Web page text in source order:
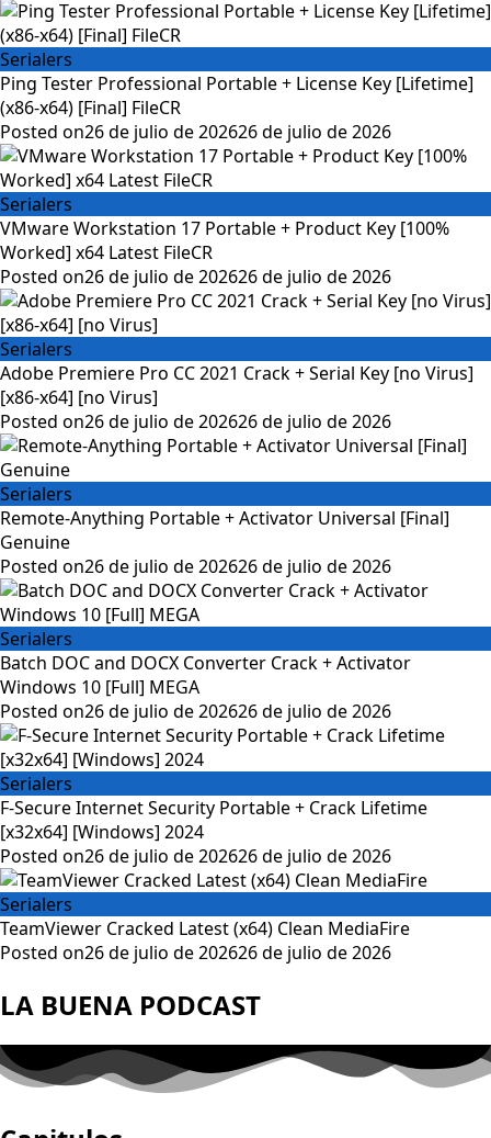
Serialers
Ping Tester Professional Portable + License Key [Lifetime]
(x86-x64) [Final] FileCR
Posted on26 de julio de 202626 de julio de 2026
Serialers
VMware Workstation 17 Portable + Product Key [100%
Worked] x64 Latest FileCR
Posted on26 de julio de 202626 de julio de 2026
Serialers
Adobe Premiere Pro CC 2021 Crack + Serial Key [no Virus]
[x86-x64] [no Virus]
Posted on26 de julio de 202626 de julio de 2026
Serialers
Remote-Anything Portable + Activator Universal [Final]
Genuine
Posted on26 de julio de 202626 de julio de 2026
Serialers
Batch DOC and DOCX Converter Crack + Activator
Windows 10 [Full] MEGA
Posted on26 de julio de 202626 de julio de 2026
Serialers
F-Secure Internet Security Portable + Crack Lifetime
[x32x64] [Windows] 2024
Posted on26 de julio de 202626 de julio de 2026
Serialers
TeamViewer Cracked Latest (x64) Clean MediaFire
Posted on26 de julio de 202626 de julio de 2026
LA BUENA PODCAST